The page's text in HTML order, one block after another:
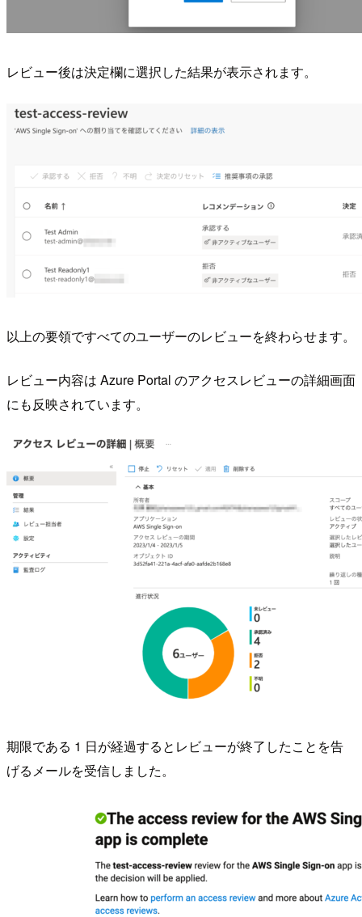
レビュー後は決定欄に選択した結果が表示されます。
以上の要領ですべてのユーザーのレビューを終わらせます。
レビュー内容は Azure Portal のアクセスレビューの詳細画面
にも反映されています。
期限である 1 日が経過するとレビューが終了したことを告
げるメールを受信しました。